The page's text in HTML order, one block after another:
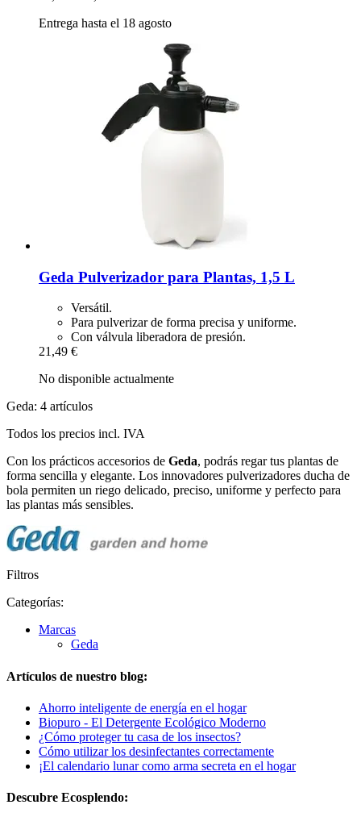
Entrega hasta el 18 agosto
Geda Pulverizador para Plantas, 1,5 L
Versátil.
Para pulverizar de forma precisa y uniforme.
Con válvula liberadora de presión.
21,49 €
No disponible actualmente
Geda: 4 artículos
Todos los precios incl. IVA
Con los prácticos accesorios de Geda, podrás regar tus plantas de
forma sencilla y elegante. Los innovadores pulverizadores ducha de
bola permiten un riego delicado, preciso, uniforme y perfecto para
las plantas más sensibles.
Filtros
Categorías:
Marcas
Geda
Artículos de nuestro blog:
Ahorro inteligente de energía en el hogar
Biopuro - El Detergente Ecológico Moderno
¿Cómo proteger tu casa de los insectos?
Cómo utilizar los desinfectantes correctamente
¡El calendario lunar como arma secreta en el hogar
Descubre Ecosplendo: